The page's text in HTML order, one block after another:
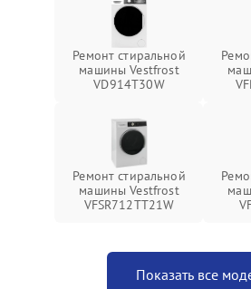
Ремонт стиральной
машины Vestfrost
VD914T30W
Ремонт стиральной
машины Vestfrost
VFSR712TT21W
Показать все